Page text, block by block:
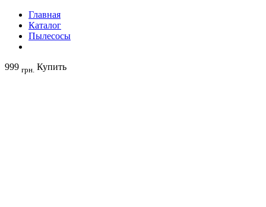
Главная
Каталог
Пылесосы
999 грн. Купить